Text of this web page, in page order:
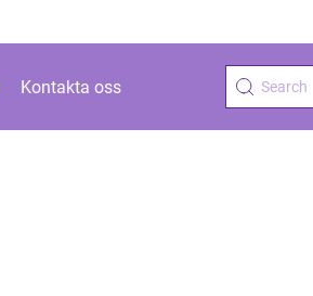
Kontakta oss